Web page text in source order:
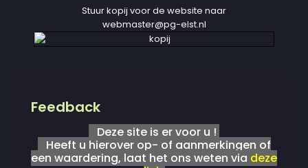
Stuur kopij voor de website naar
webmaster@pg-elst.nl
Feedback
Deze site is er voor u !
Heeft u hierover op- of aanmerkingen of
een waardering, laat het ons weten via deze